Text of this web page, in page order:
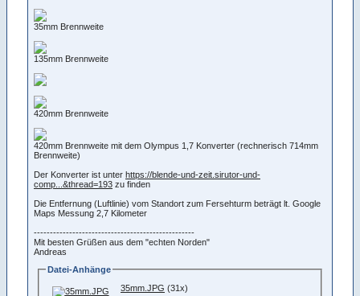
35mm Brennweite
135mm Brennweite
420mm Brennweite
420mm Brennweite mit dem Olympus 1,7 Konverter (rechnerisch 714mm
Brennweite)
Der Konverter ist unter https://blende-und-zeit.sirutor-und-
comp...&thread=193 zu finden
Die Entfernung (Luftlinie) vom Standort zum Fersehturm beträgt lt. Google
Maps Messung 2,7 Kilometer
--------------------------------------------------
Mit besten Grüßen aus dem "echten Norden"
Andreas
Datei-Anhänge
35mm.JPG (31x)